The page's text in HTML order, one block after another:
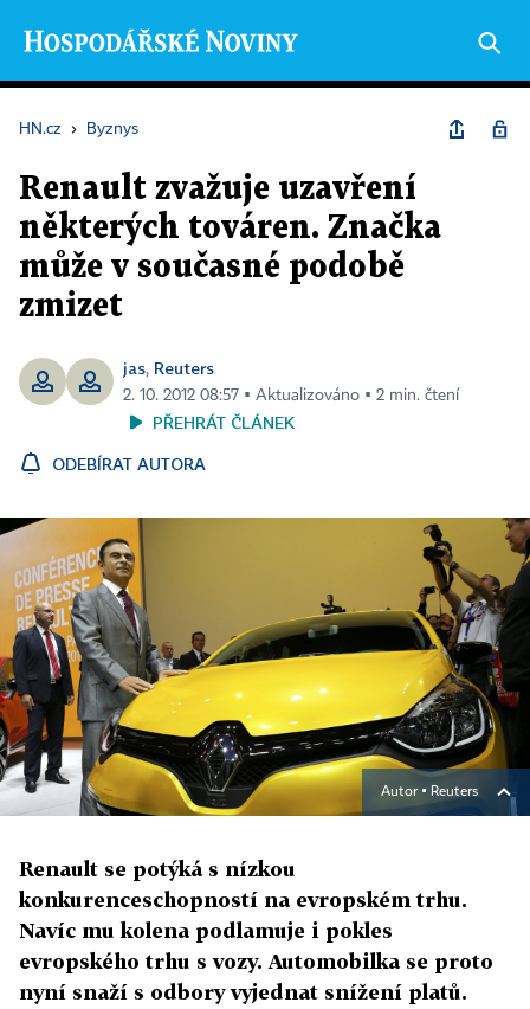
HN.cz › Byznys
Renault zvažuje uzavření
některých továren. Značka
může v současné podobě
zmizet
jas, Reuters
2. 10. 2012 08:57 ▪ Aktualizováno ▪ 2 min. čtení
PŘEHRÁT ČLÁNEK
ODEBÍRAT AUTORA
Autor ▪ Reuters
Renault se potýká s nízkou
konkurenceschopností na evropském trhu.
Navíc mu kolena podlamuje i pokles
evropského trhu s vozy. Automobilka se proto
nyní snaží s odbory vyjednat snížení platů.